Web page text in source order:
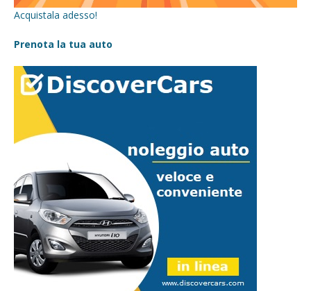
Acquistala adesso!
Prenota la tua auto